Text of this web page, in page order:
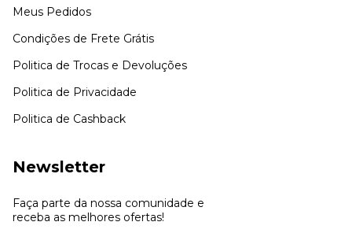
Meus Pedidos
Condições de Frete Grátis
Politica de Trocas e Devoluções
Politica de Privacidade
Politica de Cashback
Newsletter
Faça parte da nossa comunidade e
receba as melhores ofertas!